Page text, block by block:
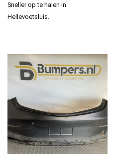
Sneller op te halen in
Hellevoetsluis.